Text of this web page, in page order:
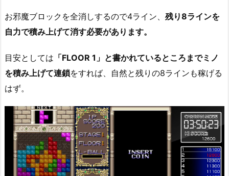
お邪魔ブロックを全消しするので4ライン、 残り8ラインを
自力で積み上げて消す必要があります。
目安としては 「FLOOR 1」と書かれているところまでミノ
を積み上げて連鎖をすれば、自然と残りの8ラインも稼げる
はず。